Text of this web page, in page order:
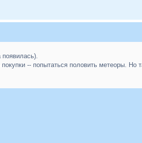
появилась).
-- попытаться половить метеоры. Но